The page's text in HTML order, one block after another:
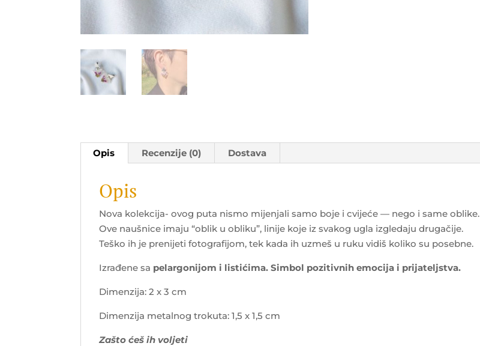
Opis Recenzije (0) Dostava
Opis
Nova kolekcija- ovog puta nismo mijenjali samo boje i cvijeće — nego i same oblike.
Ove naušnice imaju “oblik u obliku”, linije koje iz svakog ugla izgledaju drugačije.
Teško ih je prenijeti fotografijom, tek kada ih uzmeš u ruku vidiš koliko su posebne.
Izrađene sa pelargonijom i listićima. Simbol pozitivnih emocija i prijateljstva.
Dimenzija: 2 x 3 cm
Dimenzija metalnog trokuta: 1,5 x 1,5 cm
Zašto ćeš ih voljeti